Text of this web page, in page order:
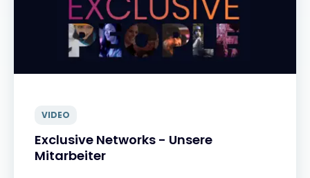
VIDEO
Exclusive Networks - Unsere
Mitarbeiter